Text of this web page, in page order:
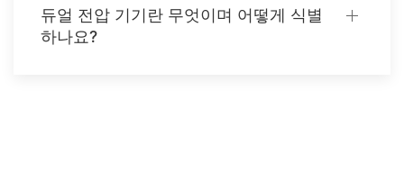
듀얼 전압 기기란 무엇이며 어떻게 식별
하나요?